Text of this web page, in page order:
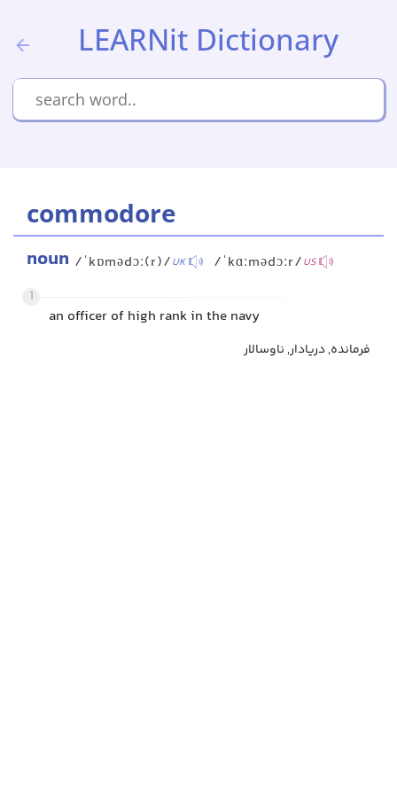
LEARNit Dictionary
commodore
noun /ˈkɒmədɔː(r)/UK /ˈkɑːmədɔːr/US
1
an officer of high rank in the navy
فرمانده, دریادار, ناوسالار